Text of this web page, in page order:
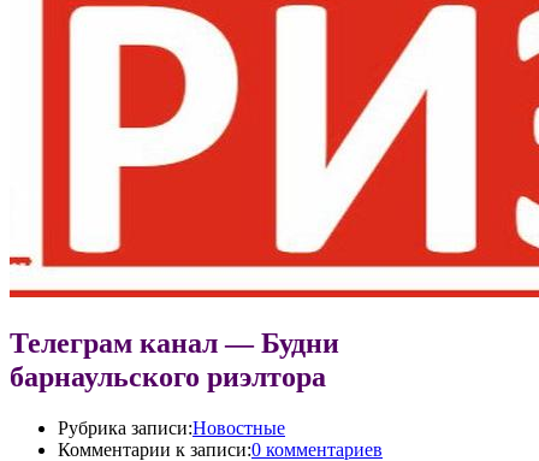
Телеграм канал — Будни
барнаульского риэлтора
Рубрика записи:Новостные
Комментарии к записи:0 комментариев